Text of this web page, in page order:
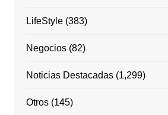
LifeStyle(383)
Negocios(82)
Noticias Destacadas(1,299)
Otros(145)